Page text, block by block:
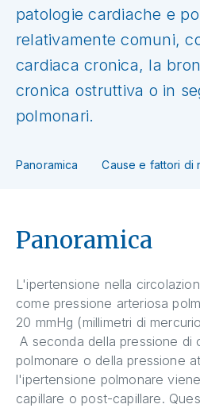
patologie cardiache e
relativamente comuni,
cardiaca cronica, la
cronica ostruttiva o in
polmonari.
Panoramica Cause e fattori di
Panoramica
L'ipertensione nella
come pressione arteriosa
20 mmHg (millimetri di
A seconda della pressione di
polmonare o della pressione
l'ipertensione polmonare
capillare o post-capillare.